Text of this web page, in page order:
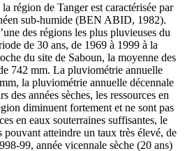
région de Tanger est caractérisée par
sub-humide (BEN ABID, 1982).
des régions les plus pluvieuses du
de 30 ans, de 1969 à 1999 à la
du site de Saboun, la moyenne des
742 mm. La pluviométrie annuelle
la pluviométrie annuelle décennale
des années sèches, les ressources en
diminuent fortement et ne sont pas
en eaux souterraines suffisantes, le
atteindre un taux très élevé, de
99, année vicennale sèche (20 ans)